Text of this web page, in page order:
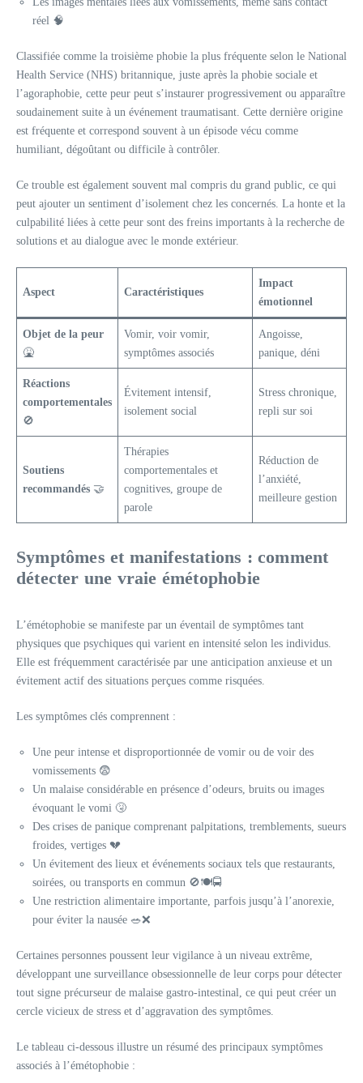
réel 🧠
Classifiée comme la troisième phobie la plus fréquente selon le National
Health Service (NHS) britannique, juste après la phobie sociale et
l’agoraphobie, cette peur peut s’instaurer progressivement ou apparaître
soudainement suite à un événement traumatisant. Cette dernière origine
est fréquente et correspond souvent à un épisode vécu comme
humiliant, dégoûtant ou difficile à contrôler.
Ce trouble est également souvent mal compris du grand public, ce qui
peut ajouter un sentiment d’isolement chez les concernés. La honte et la
culpabilité liées à cette peur sont des freins importants à la recherche de
solutions et au dialogue avec le monde extérieur.
Aspect Caractéristiques
Impact
émotionnel
Objet de la peur
🤮
Vomir, voir vomir,
symptômes associés
Angoisse,
panique, déni
Réactions
comportementales
🚫
Évitement intensif,
isolement social
Stress chronique,
repli sur soi
Soutiens
recommandés 🤝
Thérapies
comportementales et
cognitives, groupe de
parole
Réduction de
l’anxiété,
meilleure gestion
Symptômes et manifestations : comment
détecter une vraie émétophobie
L’émétophobie se manifeste par un éventail de symptômes tant
physiques que psychiques qui varient en intensité selon les individus.
Elle est fréquemment caractérisée par une anticipation anxieuse et un
évitement actif des situations perçues comme risquées.
Les symptômes clés comprennent :
Une peur intense et disproportionnée de vomir ou de voir des
vomissements 😨
Un malaise considérable en présence d’odeurs, bruits ou images
évoquant le vomi 🤧
Des crises de panique comprenant palpitations, tremblements, sueurs
froides, vertiges 💔
Un évitement des lieux et événements sociaux tels que restaurants,
soirées, ou transports en commun 🚫🍽️🚍
Une restriction alimentaire importante, parfois jusqu’à l’anorexie,
pour éviter la nausée 🥗❌
Certaines personnes poussent leur vigilance à un niveau extrême,
développant une surveillance obsessionnelle de leur corps pour détecter
tout signe précurseur de malaise gastro-intestinal, ce qui peut créer un
cercle vicieux de stress et d’aggravation des symptômes.
Le tableau ci-dessous illustre un résumé des principaux symptômes
associés à l’émétophobie :